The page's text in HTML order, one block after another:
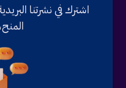
اشترك في نشرتنا